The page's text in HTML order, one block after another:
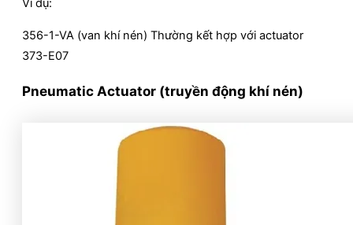
356-1-VA (van khí nén) Thường kết hợp với actuator
373-E07
Pneumatic Actuator (truyền động khí nén)